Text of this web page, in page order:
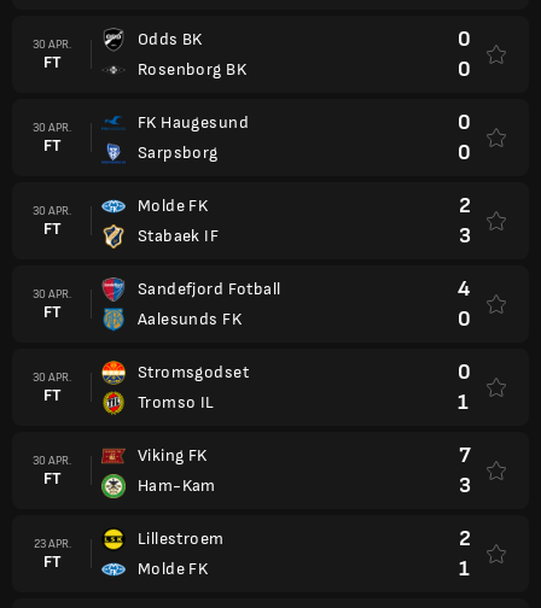
30 APR.
FT
Odds BK
Rosenborg BK
0
0
30 APR.
FT
FK Haugesund
Sarpsborg
0
0
30 APR.
FT
Molde FK
Stabaek IF
2
3
30 APR.
FT
Sandefjord Fotball
Aalesunds FK
4
0
30 APR.
FT
Stromsgodset
Tromso IL
0
1
30 APR.
FT
Viking FK
Ham-Kam
7
3
23 APR.
FT
Lillestroem
Molde FK
2
1